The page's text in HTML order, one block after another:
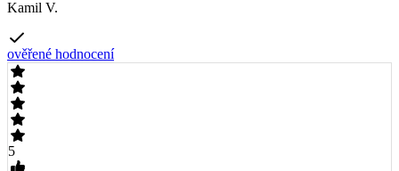
Kamil V.
ověřené hodnocení
5